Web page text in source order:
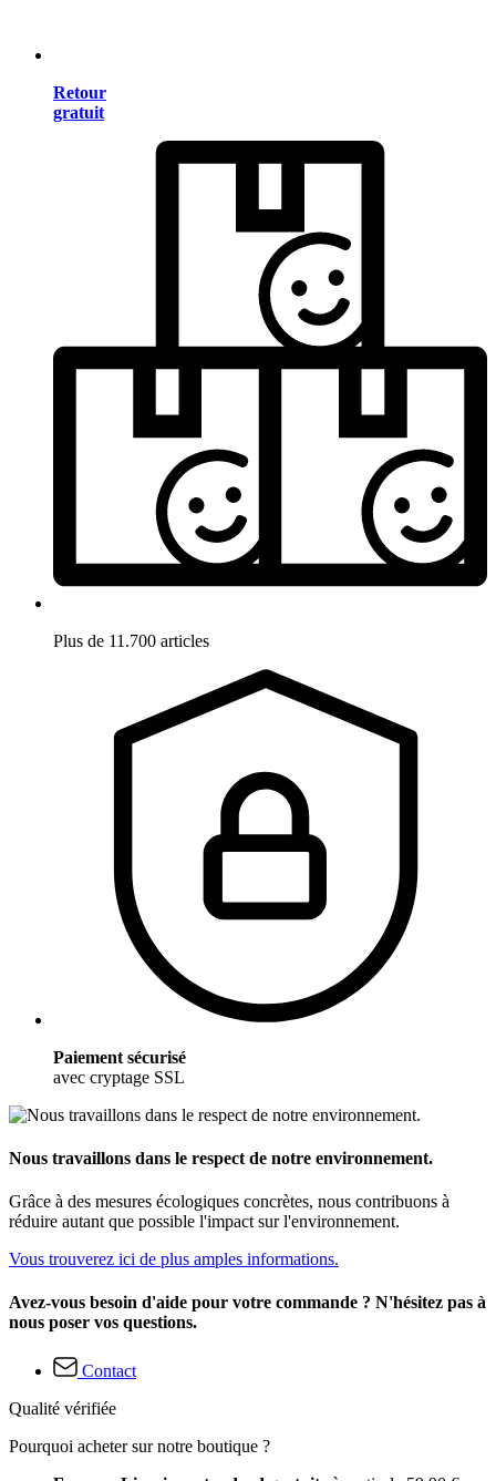
Retour
gratuit
Plus de 11.700 articles
Paiement sécurisé
avec cryptage SSL
Nous travaillons dans le respect de notre environnement.
Grâce à des mesures écologiques concrètes, nous contribuons à
réduire autant que possible l'impact sur l'environnement.
Vous trouverez ici de plus amples informations.
Avez-vous besoin d'aide pour votre commande ? N'hésitez pas à
nous poser vos questions.
Contact
Qualité vérifiée
Pourquoi acheter sur notre boutique ?